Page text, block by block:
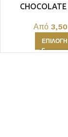
CHOCOLATE
Από 3,50
ΕΠΙΛΟΓΉ